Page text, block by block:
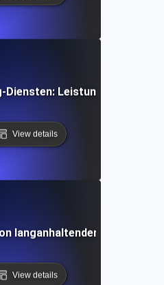
Diensten: Leistung unter
View details
langanhaltenden
View details